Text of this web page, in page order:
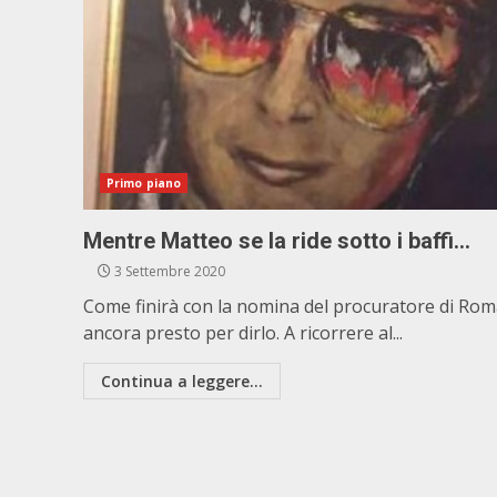
Primo piano
Mentre Matteo se la ride sotto i baffi…
3 Settembre 2020
Come finirà con la nomina del procuratore di
ancora presto per dirlo. A ricorrere al...
Continua a leggere...